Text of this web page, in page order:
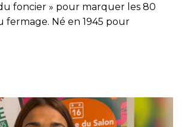
foncier » pour marquer les 80
fermage. Né en 1945 pour